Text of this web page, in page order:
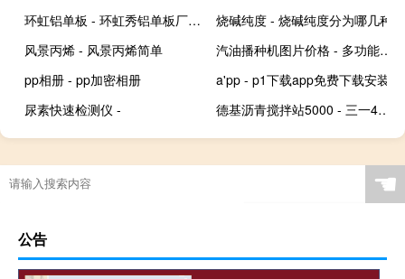
环虹铝单板 - 环虹秀铝单板厂家是哪里的
烧碱纯度 - 烧碱纯度分为哪几种
风景丙烯 - 风景丙烯简单
汽油播种机图片价格 - 多功能汽油播种机
pp相册 - pp加密相册
a'pp - p1下载app免费下载安装
尿素快速检测仪 -
德基沥青搅拌站5000 - 三一4000型沥青搅拌站
☚
公告